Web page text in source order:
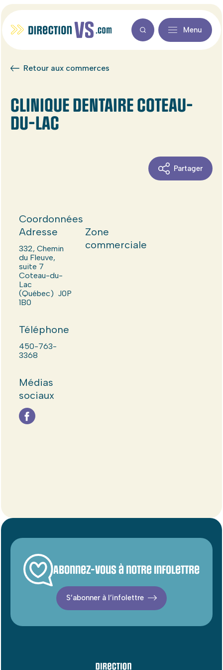
Menu
Retour aux commerces
CLINIQUE DENTAIRE COTEAU-
DU-LAC
Partager
Coordonnées
Adresse
332, Chemin
du Fleuve,
suite 7
Coteau-du-
Lac
(Québec) J0P
1B0
Téléphone
450-763-
3368
Médias
sociaux
Zone
commerciale
Abonnez-vous à notre infolettre
S’abonner à l’infolettre